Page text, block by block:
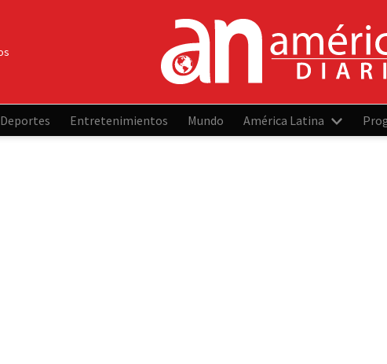
Deportes Entretenimientos Mundo América Latina